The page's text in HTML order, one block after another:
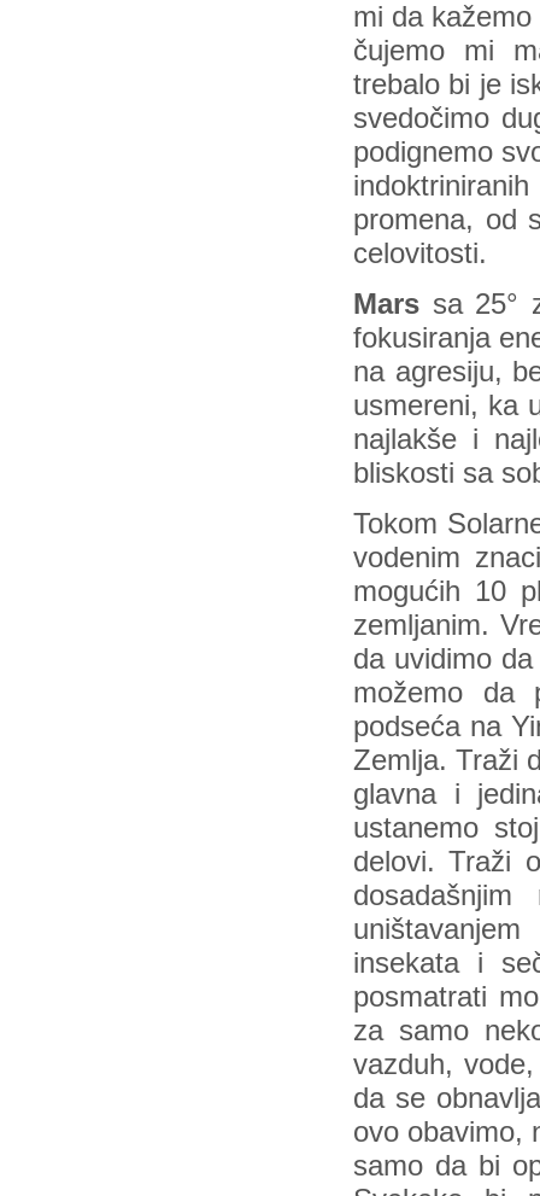
mi da
čujemo mi
trebalo bi je
svedočimo
podignemo
promena, od
celovitosti.
Mars sa 25°
fokusiranja
na agresiju,
usmereni, ka
najlakše i
bliskosti sa
Tokom
vodenim
mogućih 10
zemljanim.
da uvidimo
možemo da
podseća na
Zemlja. Traži
glavna i
ustanemo
delovi. Traži
insekata i
posmatrati
za samo
vazduh,
da se
ovo obavimo,
samo da bi